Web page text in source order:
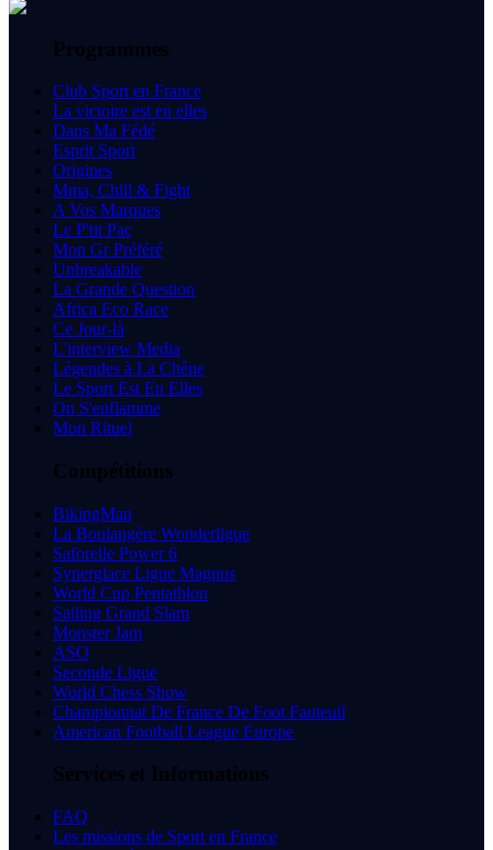
Programmes
Club Sport en France
La victoire est en elles
Dans Ma Fédé
Esprit Sport
Origines
Mma, Chill & Fight
A Vos Marques
Le P'tit Pac
Mon Gr Préféré
Unbreakable
La Grande Question
Africa Eco Race
Ce Jour-là
L'interview Media
Légendes à La Chêne
Le Sport Est En Elles
On S'enflamme
Mon Rituel
Compétitions
BikingMan
La Boulangère Wonderligue
Saforelle Power 6
Synerglace Ligue Magnus
World Cup Pentathlon
Sailing Grand Slam
Monster Jam
ASO
Seconde Ligue
World Chess Show
Championnat De France De Foot Fauteuil
American Football League Europe
Services et Informations
FAQ
Les missions de Sport en France